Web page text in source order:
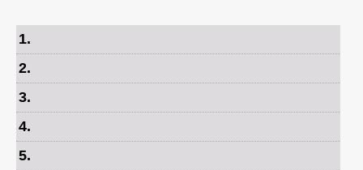
1.
2.
3.
4.
5.